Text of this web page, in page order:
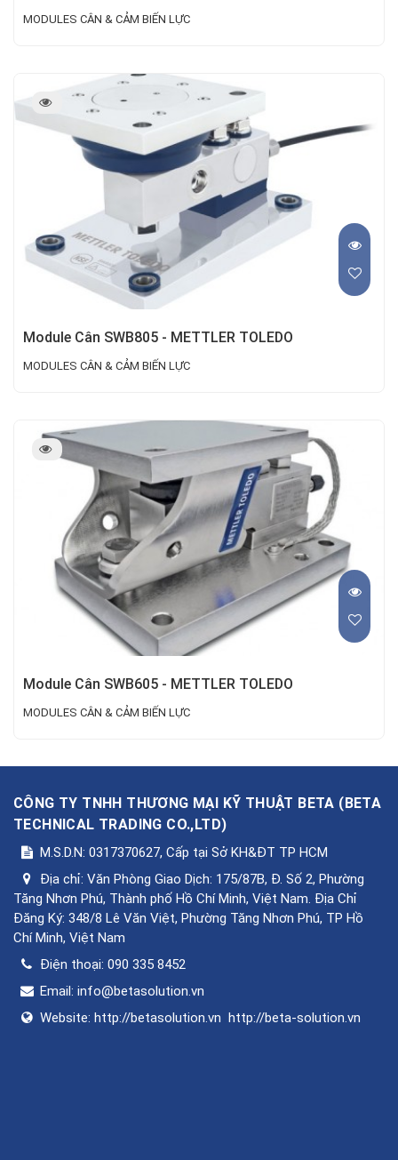
MODULES CÂN & CẢM BIẾN LỰC
Module Cân SWB805 - METTLER TOLEDO
MODULES CÂN & CẢM BIẾN LỰC
Module Cân SWB605 - METTLER TOLEDO
MODULES CÂN & CẢM BIẾN LỰC
CÔNG TY TNHH THƯƠNG MẠI KỸ THUẬT BETA (BETA
TECHNICAL TRADING CO.,LTD)
M.S.D.N: 0317370627, Cấp tại Sở KH&ĐT TP HCM
Địa chỉ: Văn Phòng Giao Dịch: 175/87B, Đ. Số 2, Phường
Tăng Nhơn Phú, Thành phố Hồ Chí Minh, Việt Nam. Địa Chỉ
Đăng Ký: 348/8 Lê Văn Việt, Phường Tăng Nhơn Phú, TP Hồ
Chí Minh, Việt Nam
Điện thoại: 090 335 8452
Email: info@betasolution.vn
Website: http://betasolution.vn http://beta-solution.vn